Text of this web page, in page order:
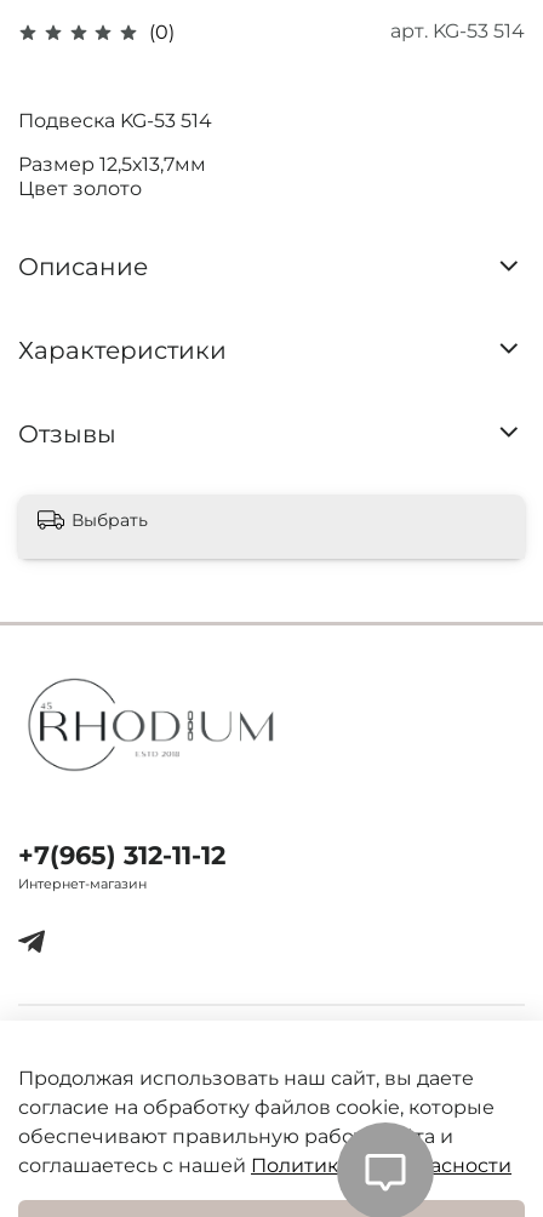
(0) арт. KG-53 514
Подвеска KG-53 514
Размер 12,5х13,7мм
Цвет золото
Описание
Характеристики
Отзывы
Выбрать
+7(965) 312-11-12
Интернет-магазин
Продолжая использовать наш сайт, вы даете
согласие на обработку файлов cookie, которые
обеспечивают правильную работу сайта и
соглашаетесь с нашей Политикой безопасности